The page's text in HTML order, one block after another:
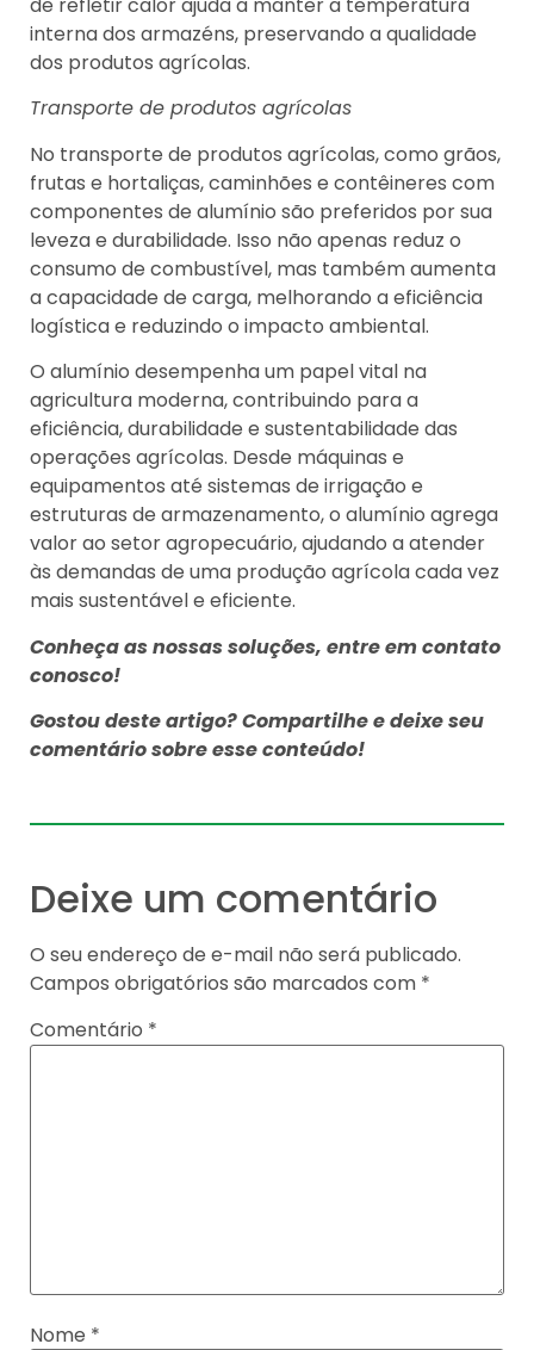
interna dos armazéns, preservando a qualidade
dos produtos agrícolas.
Transporte de produtos agrícolas
No transporte de produtos agrícolas, como grãos,
frutas e hortaliças, caminhões e contêineres com
componentes de alumínio são preferidos por sua
leveza e durabilidade. Isso não apenas reduz o
consumo de combustível, mas também aumenta
a capacidade de carga, melhorando a eficiência
logística e reduzindo o impacto ambiental.
O alumínio desempenha um papel vital na
agricultura moderna, contribuindo para a
eficiência, durabilidade e sustentabilidade das
operações agrícolas. Desde máquinas e
equipamentos até sistemas de irrigação e
estruturas de armazenamento, o alumínio agrega
valor ao setor agropecuário, ajudando a atender
às demandas de uma produção agrícola cada vez
mais sustentável e eficiente.
Conheça as nossas soluções, entre em contato
conosco!
Gostou deste artigo? Compartilhe e deixe seu
comentário sobre esse conteúdo!
Deixe um comentário
O seu endereço de e-mail não será publicado.
Campos obrigatórios são marcados com *
Comentário *
Nome *